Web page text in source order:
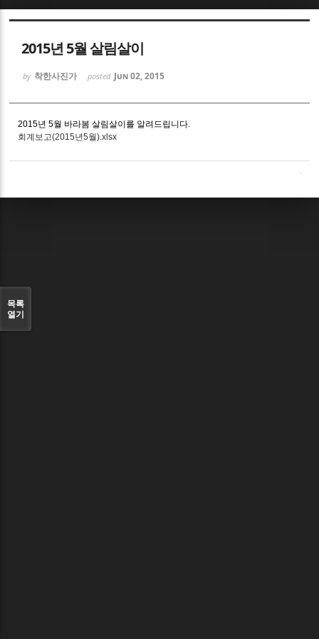
2015년 5월 살림살이
by 착한사진가 posted Jun 02, 2015
2015년 5월 바라봄 살림살이를 알려드립니다.
회계보고(2015년5월).xlsx
목록
열기
Sketchbook5, 스케치북5
Sketchbook5, 스케치북5